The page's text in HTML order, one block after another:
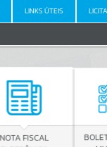
LINKS ÚTEIS
BOLETIM OFICIAL